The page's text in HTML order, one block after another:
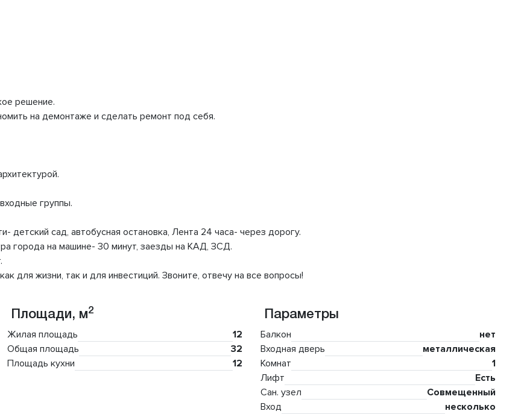
решение.
на демонтаже и сделать ремонт под себя.
группы.
детский сад, автобусная остановка, Лента 24 часа- через дорогу.
города на машине- 30 минут, заезды на КАД, ЗСД.
для жизни, так и для инвестиций. Звоните, отвечу на все вопросы!
Площади, м2
Жилая площадь
12
Общая площадь
32
Площадь кухни
12
Параметры
Балкон
нет
Входная дверь
металлическая
Комнат
1
Лифт
Есть
Сан. узел
Совмещенный
Вход
несколько